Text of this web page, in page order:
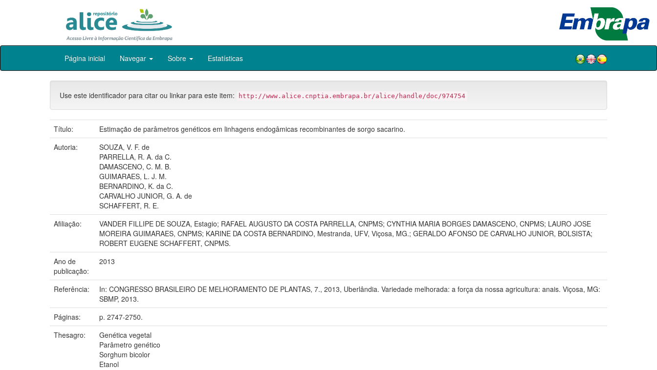
Skip
Página inicial Navegar Sobre Estatísticas
Use este identificador para citar ou linkar para este item: http://www.alice.cnptia.embrapa.br/alice/handle/doc/974754
Título:
Estimação de parâmetros genéticos em linhagens endogâmicas recombinantes de sorgo sacarino.
Autoria:
SOUZA, V. F. de
PARRELLA, R. A. da C.
DAMASCENO, C. M. B.
GUIMARAES, L. J. M.
BERNARDINO, K. da C.
CARVALHO JUNIOR, G. A. de
SCHAFFERT, R. E.
Afiliação:
VANDER FILLIPE DE SOUZA, Estagio; RAFAEL AUGUSTO DA COSTA PARRELLA, CNPMS; CYNTHIA MARIA BORGES DAMASCENO, CNPMS; LAURO JOSE
MOREIRA GUIMARAES, CNPMS; KARINE DA COSTA BERNARDINO, Mestranda, UFV, Viçosa, MG.; GERALDO AFONSO DE CARVALHO JUNIOR, BOLSISTA;
ROBERT EUGENE SCHAFFERT, CNPMS.
Ano de
publicação:
2013
Referência:
In: CONGRESSO BRASILEIRO DE MELHORAMENTO DE PLANTAS, 7., 2013, Uberlândia. Variedade melhorada: a força da nossa agricultura: anais. Viçosa, MG:
SBMP, 2013.
Páginas:
p. 2747-2750.
Thesagro:
Genética vegetal
Parâmetro genético
Sorghum bicolor
Etanol